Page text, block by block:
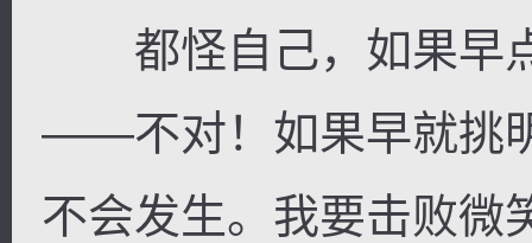
都怪自己，如果早
——不对！如果早就挑
不会发生。我要击败微